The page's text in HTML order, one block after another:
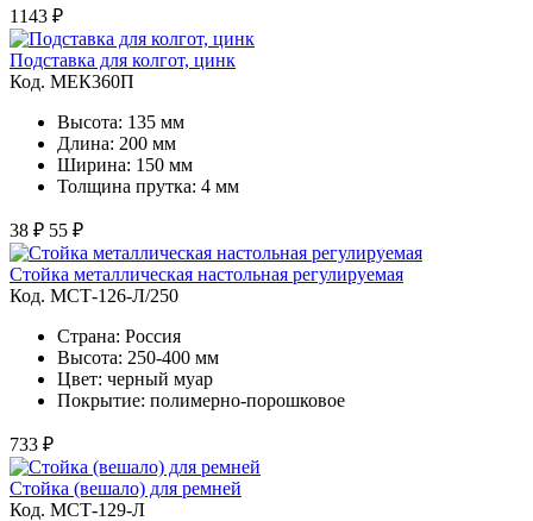
1143 ₽
Подставка для колгот, цинк
Код. MЕК360П
Высота: 135 мм
Длина: 200 мм
Ширина: 150 мм
Толщина прутка: 4 мм
38 ₽ 55 ₽
Стойка металлическая настольная регулируемая
Код. MСТ-126-Л/250
Страна: Россия
Высота: 250-400 мм
Цвет: черный муар
Покрытие: полимерно-порошковое
733 ₽
Стойка (вешало) для ремней
Код. MСТ-129-Л